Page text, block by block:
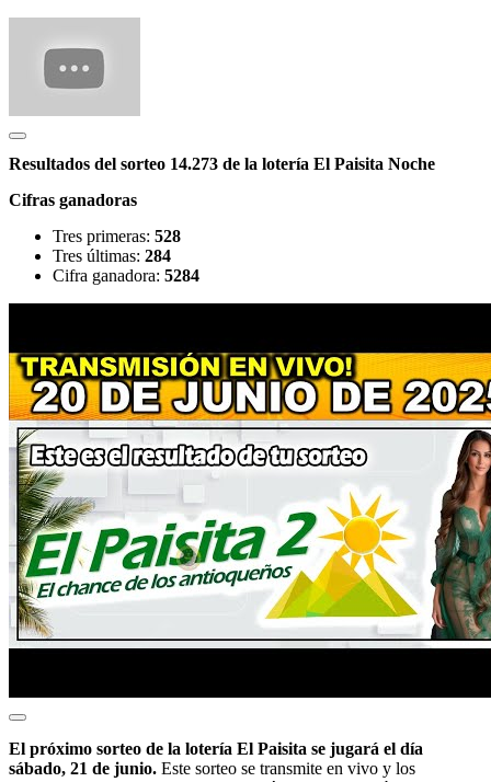
Resultados del sorteo 14.273 de la lotería El Paisita Noche
Cifras ganadoras
Tres primeras: 528
Tres últimas: 284
Cifra ganadora: 5284
El próximo sorteo de la lotería El Paisita se jugará el día
sábado, 21 de junio. Este sorteo se transmite en vivo y los